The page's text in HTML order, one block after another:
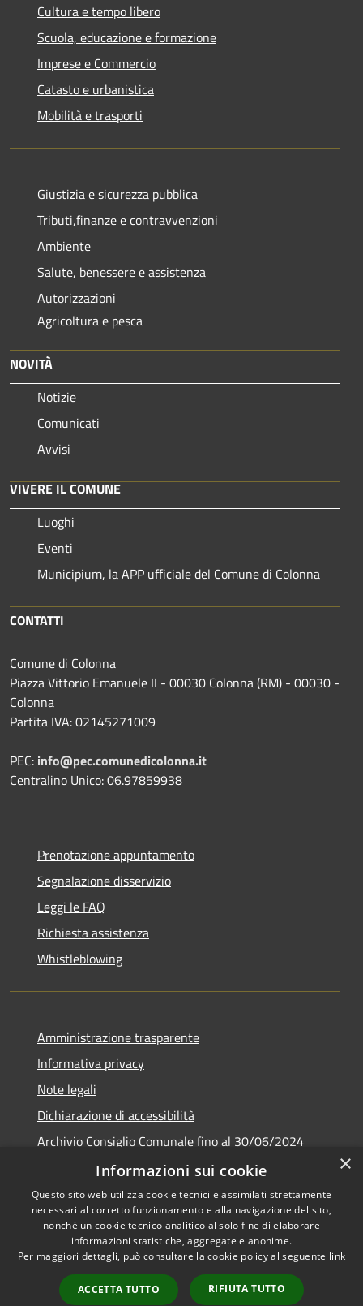
Cultura e tempo libero
Scuola, educazione e formazione
Imprese e Commercio
Catasto e urbanistica
Mobilità e trasporti
Giustizia e sicurezza pubblica
Tributi,finanze e contravvenzioni
Ambiente
Salute, benessere e assistenza
Autorizzazioni
Agricoltura e pesca
NOVITÀ
Notizie
Comunicati
Avvisi
VIVERE IL COMUNE
Luoghi
Eventi
Municipium, la APP ufficiale del Comune di Colonna
CONTATTI
Comune di Colonna
Piazza Vittorio Emanuele II - 00030 Colonna (RM) - 00030 -
Colonna
Partita IVA: 02145271009
PEC: info@pec.comunedicolonna.it
Centralino Unico: 06.97859938
Prenotazione appuntamento
Segnalazione disservizio
Leggi le FAQ
Richiesta assistenza
Whistleblowing
Amministrazione trasparente
Informativa privacy
Note legali
Dichiarazione di accessibilità
Archivio Consiglio Comunale fino al 30/06/2024
Consiglio Comunale Online
RSS
Accessibilità
Copyright © 2026 • Comune di
Municipium•
Accesso
×
Informazioni sui cookie
Questo sito web utilizza cookie tecnici e assimilati strettamente
necessari al corretto funzionamento e alla navigazione del sito,
nonché un cookie tecnico analitico al solo fine di elaborare
informazioni statistiche, aggregate e anonime.
Per maggiori dettagli, può consultare la cookie policy al seguente link
ACCETTA TUTTO RIFIUTA TUTTO